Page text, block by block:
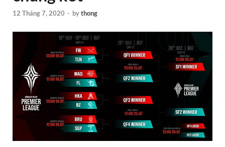
12 Tháng 7, 2020 - bythong